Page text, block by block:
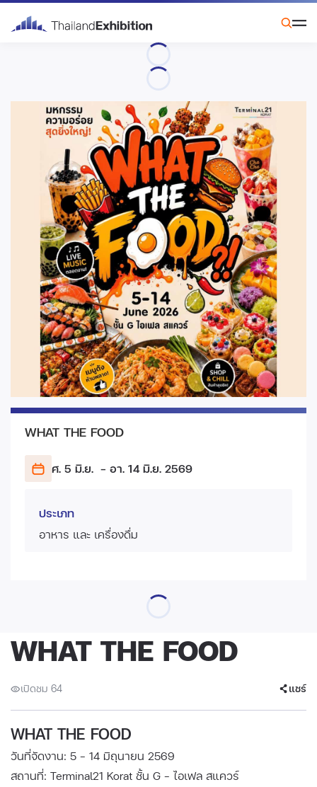
WHAT THE FOOD
ศ. 5 มิ.ย. - อา. 14 มิ.ย. 2569
ประเภท
อาหาร และ เครื่องดื่ม
WHAT THE FOOD
เปิดชม 64 แชร์
WHAT THE FOOD
วันที่จัดงาน: 5 - 14 มิถุนายน 2569
สถานที่: Terminal21 Korat ชั้น G - ไอเฟล สแควร์